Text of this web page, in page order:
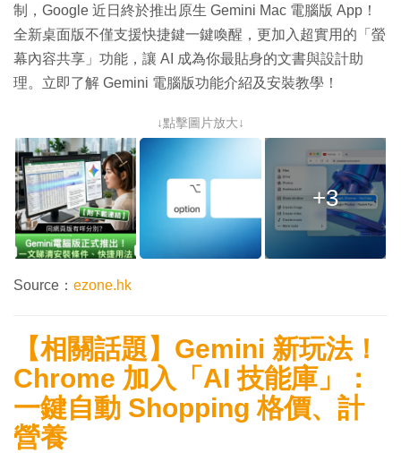
制，Google 近日終於推出原生 Gemini Mac 電腦版 App！
全新桌面版不僅支援快捷鍵一鍵喚醒，更加入超實用的「螢
幕內容共享」功能，讓 AI 成為你最貼身的文書與設計助
理。立即了解 Gemini 電腦版功能介紹及安裝教學！
↓點擊圖片放大↓
+3
Source： ezone.hk
【相關話題】Gemini 新玩法！
Chrome 加入「AI 技能庫」：
一鍵自動 Shopping 格價、計
營養